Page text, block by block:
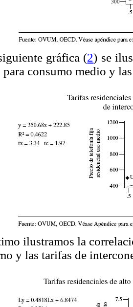
gráfica (2) se
para consumo medio y
ilustramos la
y las tarifas de